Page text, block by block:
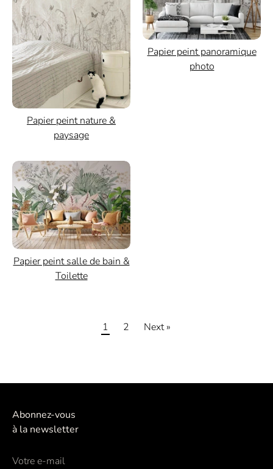
Papier peint nature &
paysage
Papier peint panoramique
photo
Papier peint salle de bain &
Toilette
1 2 Next »
Abonnez-vous
à la newsletter
Votre e-mail